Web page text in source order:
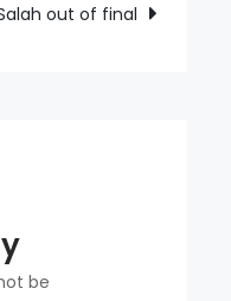
out of final
be